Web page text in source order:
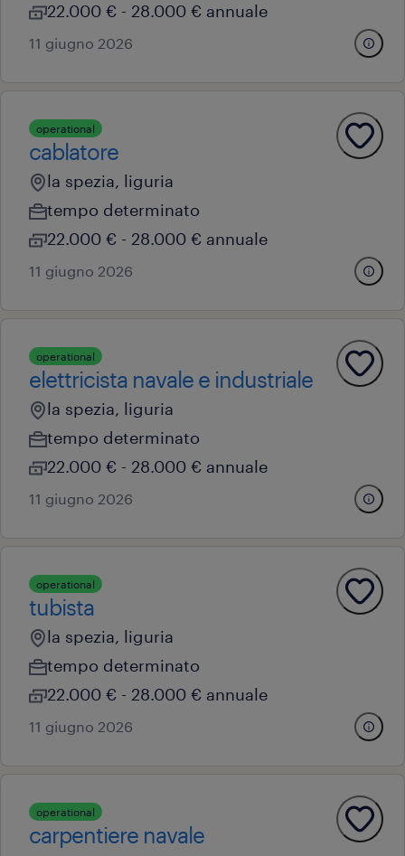
22.000 € - 28.000 € annuale
11 giugno 2026
operational
cablatore
la spezia, liguria
tempo determinato
22.000 € - 28.000 € annuale
11 giugno 2026
operational
elettricista navale e industriale
la spezia, liguria
tempo determinato
22.000 € - 28.000 € annuale
11 giugno 2026
operational
tubista
la spezia, liguria
tempo determinato
22.000 € - 28.000 € annuale
11 giugno 2026
operational
carpentiere navale